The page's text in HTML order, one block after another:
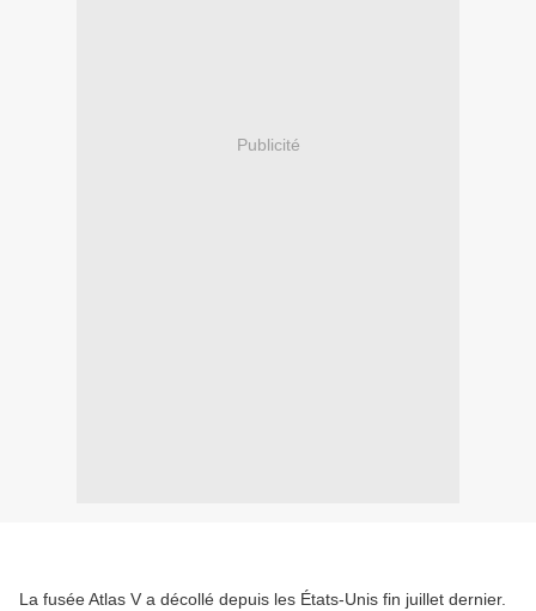
Publicité
La fusée Atlas V a décollé depuis les États-Unis fin juillet dernier.